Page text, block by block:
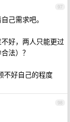
97
己需求吧。
好，两人只能更过
法）？
不好自己的程度
98